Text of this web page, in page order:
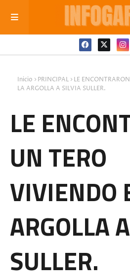
Inicio PRINCIPAL
LE
LA ARGOLLA A SILVIA SULLER.
LE
UN TERO
VIVIENDO
ARGOLLA
SULLER.